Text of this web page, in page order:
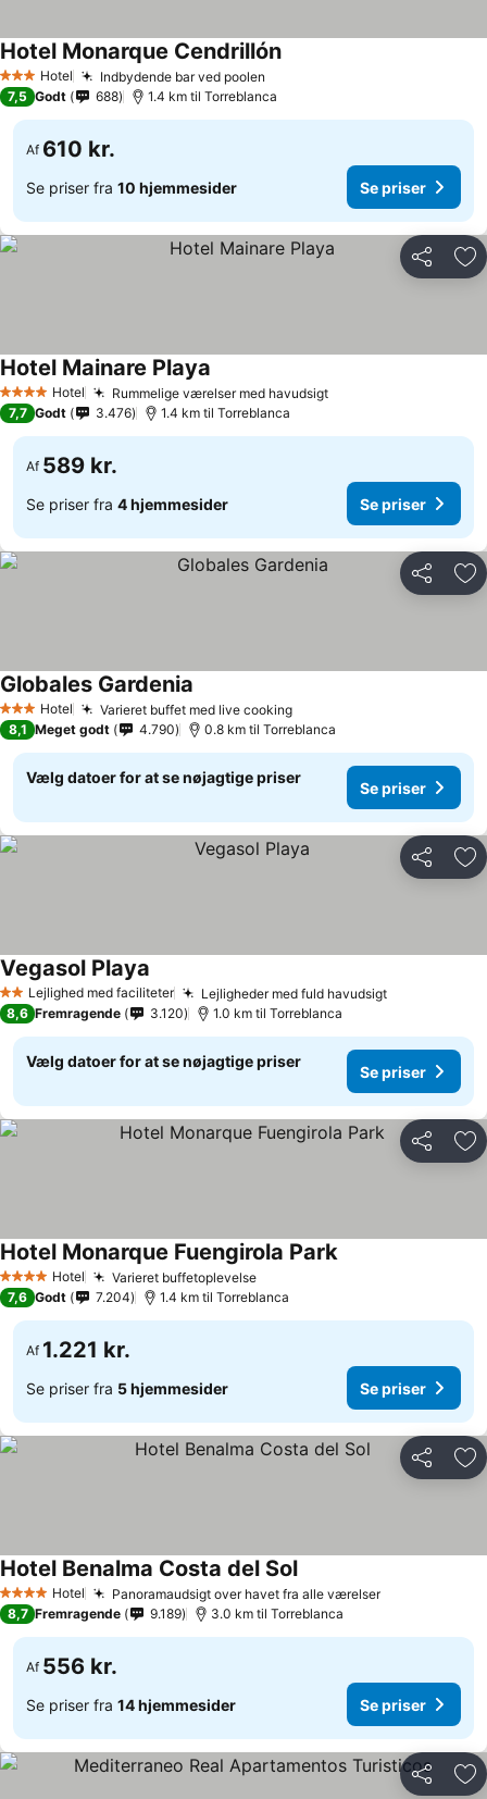
3 StjernerHotel Indbydende bar ved poolen
Hotel Monarque CendrillónSe priser
7,5 Godt 688 1.4 km til Torreblanca
Af 610 kr.
Se priser fra 10 hjemmesider Se priser
Del
4 StjernerHotel Rummelige værelser med havudsigtSe priser
Hotel Mainare Playa
7,7 Godt 3.476 1.4 km til Torreblanca
Af 589 kr.
Se priser fra 4 hjemmesider Se priser
Del
3 StjernerHotel Varieret buffet med live cookingSe priser
Globales Gardenia
8,1 Meget godt 4.790 0.8 km til Torreblanca
Vælg datoer for at se nøjagtige priser
Se priser
Del
2 StjernerLejlighed med faciliteter Lejligheder med fuld havudsigtSe priser
Vegasol Playa
8,6 Fremragende 3.120 1.0 km til Torreblanca
Vælg datoer for at se nøjagtige priser
Se priser
Del
4 StjernerHotel Varieret buffetoplevelseSe priser
Hotel Monarque Fuengirola ParkSe priser
7,6 Godt 7.204 1.4 km til Torreblanca
Af 1.221 kr.
Se priser fra 5 hjemmesider Se priser
Del
4 StjernerHotel Panoramaudsigt over havet fra alle værelserSe priser
Hotel Benalma Costa del SolSe priser
8,7 Fremragende 9.189 3.0 km til Torreblanca
Af 556 kr.
Se priser fra 14 hjemmesider Se priser
Del